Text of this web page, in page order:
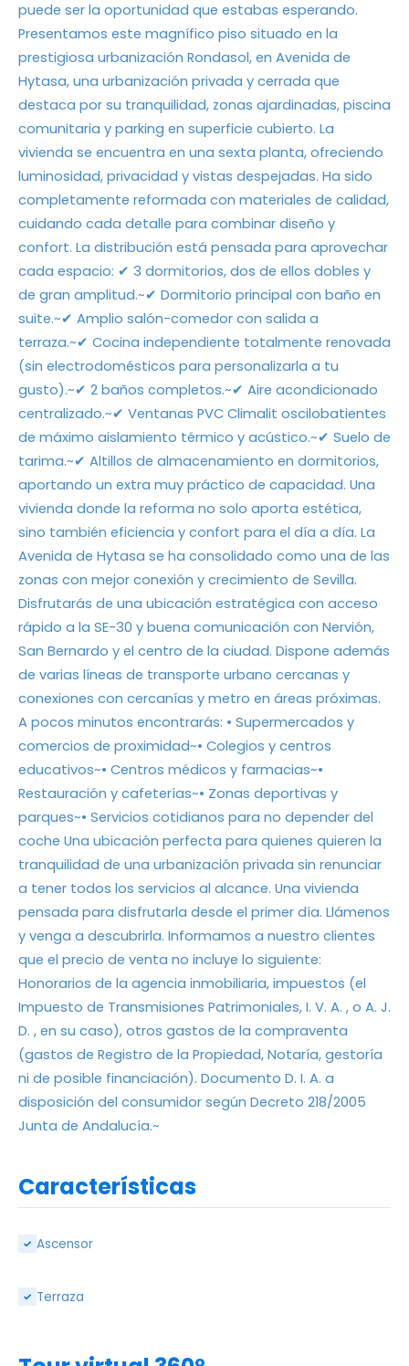
puede ser la oportunidad que estabas esperando.
Presentamos este magnífico piso situado en la
prestigiosa urbanización Rondasol, en Avenida de
Hytasa, una urbanización privada y cerrada que
destaca por su tranquilidad, zonas ajardinadas, piscina
comunitaria y parking en superficie cubierto. La
vivienda se encuentra en una sexta planta, ofreciendo
luminosidad, privacidad y vistas despejadas. Ha sido
completamente reformada con materiales de calidad,
cuidando cada detalle para combinar diseño y
confort. La distribución está pensada para aprovechar
cada espacio: ✔ 3 dormitorios, dos de ellos dobles y
de gran amplitud.~✔ Dormitorio principal con baño en
suite.~✔ Amplio salón-comedor con salida a
terraza.~✔ Cocina independiente totalmente renovada
(sin electrodomésticos para personalizarla a tu
gusto).~✔ 2 baños completos.~✔ Aire acondicionado
centralizado.~✔ Ventanas PVC Climalit oscilobatientes
de máximo aislamiento térmico y acústico.~✔ Suelo de
tarima.~✔ Altillos de almacenamiento en dormitorios,
aportando un extra muy práctico de capacidad. Una
vivienda donde la reforma no solo aporta estética,
sino también eficiencia y confort para el día a día. La
Avenida de Hytasa se ha consolidado como una de las
zonas con mejor conexión y crecimiento de Sevilla.
Disfrutarás de una ubicación estratégica con acceso
rápido a la SE-30 y buena comunicación con Nervión,
San Bernardo y el centro de la ciudad. Dispone además
de varias líneas de transporte urbano cercanas y
conexiones con cercanías y metro en áreas próximas.
A pocos minutos encontrarás: • Supermercados y
comercios de proximidad~• Colegios y centros
educativos~• Centros médicos y farmacias~•
Restauración y cafeterías~• Zonas deportivas y
parques~• Servicios cotidianos para no depender del
coche Una ubicación perfecta para quienes quieren la
tranquilidad de una urbanización privada sin renunciar
a tener todos los servicios al alcance. Una vivienda
pensada para disfrutarla desde el primer día. Llámenos
y venga a descubrirla. Informamos a nuestro clientes
que el precio de venta no incluye lo siguiente:
Honorarios de la agencia inmobiliaria, impuestos (el
Impuesto de Transmisiones Patrimoniales, I. V. A. , o A. J.
D. , en su caso), otros gastos de la compraventa
(gastos de Registro de la Propiedad, Notaría, gestoría
ni de posible financiación). Documento D. I. A. a
disposición del consumidor según Decreto 218/2005
Junta de Andalucía.~
Características
✓ Ascensor
✓ Terraza